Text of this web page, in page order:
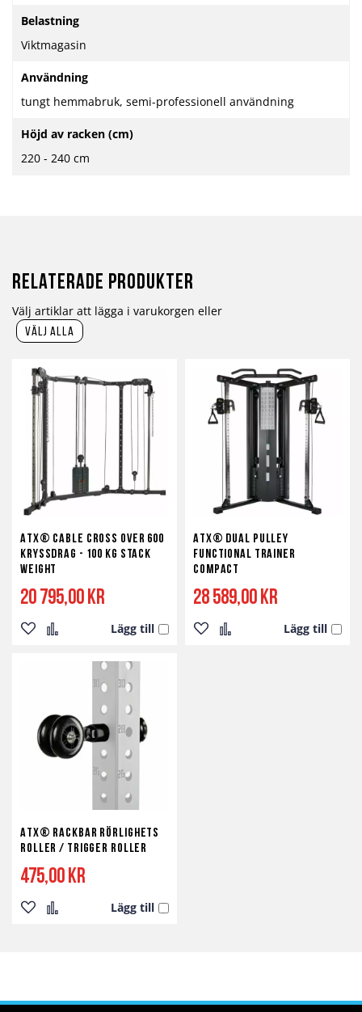
Belastning
Viktmagasin
Användning
tungt hemmabruk, semi-professionell användning
Höjd av racken (cm)
220 - 240 cm
Relaterade produkter
Välj artiklar att lägga i varukorgen eller
välj alla
ATX® Cable Cross Over 600
Kryssdrag - 100 kg Stack
Weight
20 795,00 kr
Lägg till
Lägg
önskelista
Lägg
jämför
ATX® Dual Pulley
Functional Trainer
Compact
28 589,00 kr
Lägg till
Lägg Lägg
ATX® Rackbar Rörlighets
Roller / Trigger Roller
475,00 kr
Lägg till
Lägg Lägg